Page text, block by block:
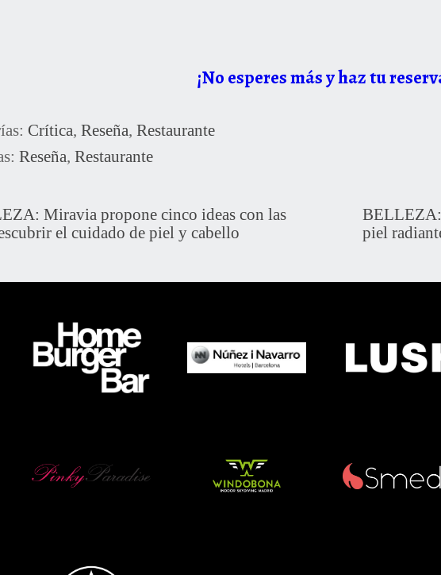
¡No esperes más y haz tu
Crítica, Reseña, Restaurante
Reseña, Restaurante
Miravia propone cinco ideas con las
el cuidado de piel y cabello
BELLEZA:
piel